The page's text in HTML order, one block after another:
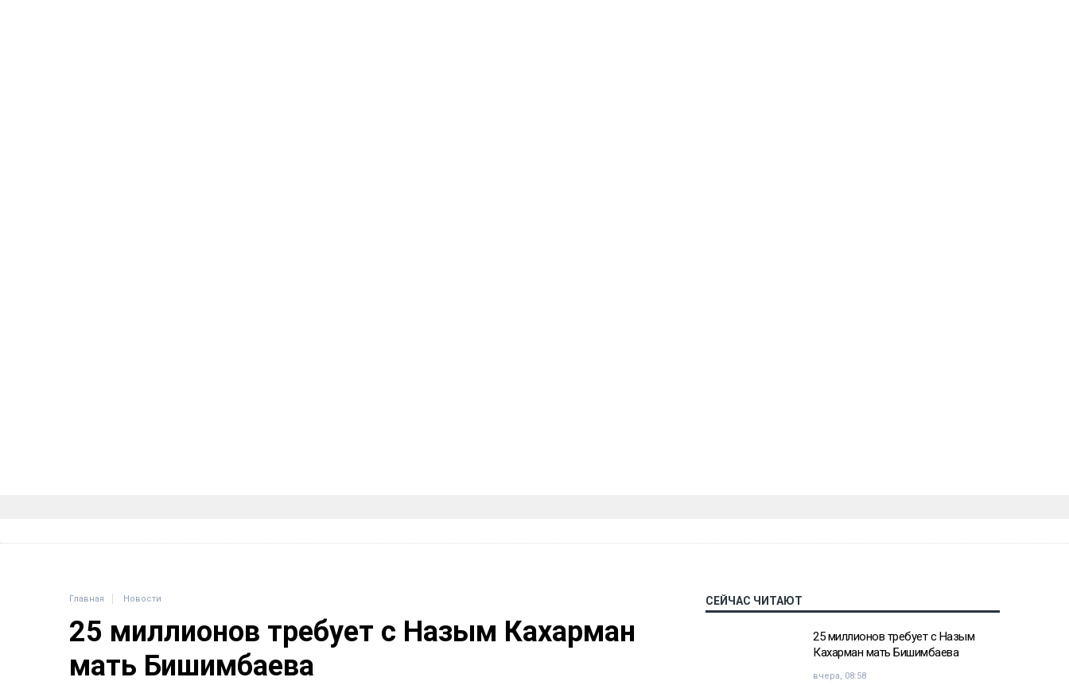
Главная Новости
25 миллионов требует с Назым Кахарман
мать Бишимбаева
СЕЙЧАС ЧИТАЮТ
25 миллионов требует с Назым
Кахарман мать Бишимбаева
вчера, 08:58